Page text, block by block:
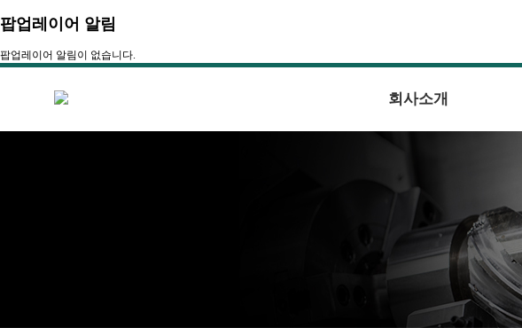
팝업레이어 알림
팝업레이어 알림이 없습니다.
회사소개